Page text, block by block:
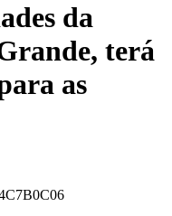
da
terá
as